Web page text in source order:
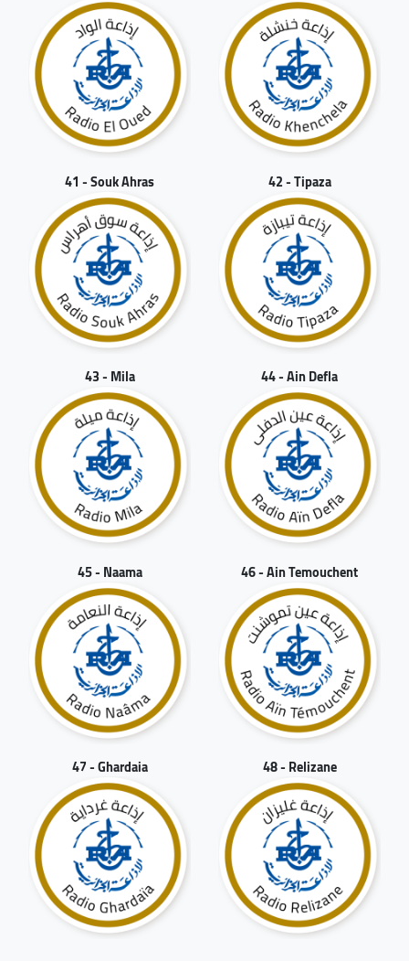
41 - Souk Ahras 42 - Tipaza
43 - Mila 44 - Ain Defla
45 - Naama 46 - Ain Temouchent
47 - Ghardaia 48 - Relizane